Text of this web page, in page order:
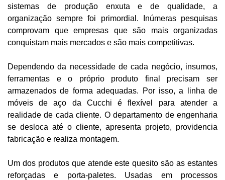
sistemas de produção enxuta e de qualidade, a
organização sempre foi primordial. Inúmeras pesquisas
comprovam que empresas que são mais organizadas
conquistam mais mercados e são mais competitivas.
Dependendo da necessidade de cada negócio, insumos,
ferramentas e o próprio produto final precisam ser
armazenados de forma adequadas. Por isso, a linha de
móveis de aço da Cucchi é flexível para atender a
realidade de cada cliente. O departamento de engenharia
se desloca até o cliente, apresenta projeto, providencia
fabricação e realiza montagem.
Um dos produtos que atende este quesito são as estantes
reforçadas e porta-paletes. Usadas em processos